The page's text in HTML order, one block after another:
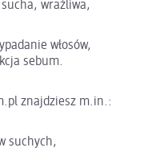
wrażliwa,
włosów,
sebum.
znajdziesz m.in.:
suchych,